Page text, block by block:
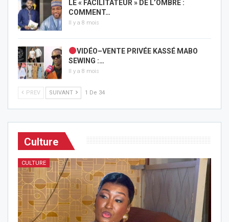
LE « FACILITATEUR » DE L’OMBRE :
COMMENT…
Il y a 8 mois
VIDÉO–VENTE PRIVÉE KASSÉ MABO
SEWING :…
Il y a 8 mois
PREV SUIVANT 1 De 34
Culture
CULTURE